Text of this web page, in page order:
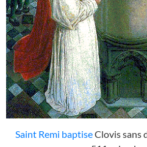
Saint Remi baptiseClovis sans